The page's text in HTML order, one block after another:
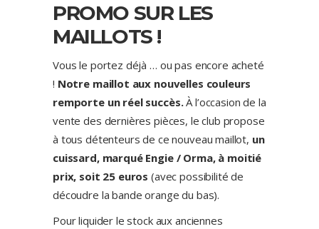
PROMO SUR LES
MAILLOTS !
Vous le portez déjà … ou pas encore acheté
! Notre maillot aux nouvelles couleurs
remporte un réel succès.À l’occasion de la
vente des dernières pièces, le club propose
à tous détenteurs de ce nouveau maillot, un
cuissard, marqué Engie / Orma, à moitié
prix, soit 25 euros (avec possibilité de
découdre la bande orange du bas).
Pour liquider le stock aux anciennes